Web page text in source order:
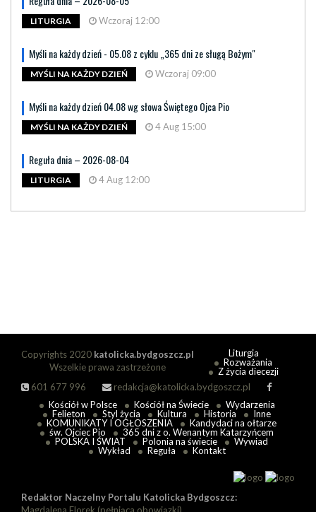
LITURGIA Wczoraj 12:00
Myśli na każdy dzień - 05.08 z cyklu „365 dni ze sługą Bożym"
MYŚLI NA KAŻDY DZIEŃ Wczoraj 09:00
Myśli na każdy dzień 04.08 wg słowa Świętego Ojca Pio
MYŚLI NA KAŻDY DZIEŃ 4 Aug 15:00
Reguła dnia – 2026-08-04
LITURGIA 4 Aug 12:00
Copyrights 2020 katolicka.bydgoszcz.pl
Wszelkie prawa zastrzeżone
601 677 996
redakcja@katolicka.bydgoszcz.pl
Liturgia
Rozważania
Z życia diecezji
Kościół w Polsce Kościół na Świecie
Wydarzenia
Felieton
Styl życia Kultura Historia
Inne
KOMUNIKATY I OGŁOSZENIA
Kandydaci na ołtarze
św. Ojciec Pio
365 dni z o. Wenantym Katarzyńcem
POLSKA I ŚWIAT
Polonia na świecie
Wywiad
Wykład
Reguła Kontakt
Redaktor Naczelny Portalu Katolicka Bydgoszcz:
Magdalena Florek (pełniąca obowiązki)